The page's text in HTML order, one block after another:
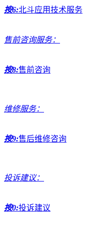
按6:北斗应用技术服务
售前咨询服务：
按8:售前咨询
维修服务：
按9:售后维修咨询
投诉建议：
按0:投诉建议